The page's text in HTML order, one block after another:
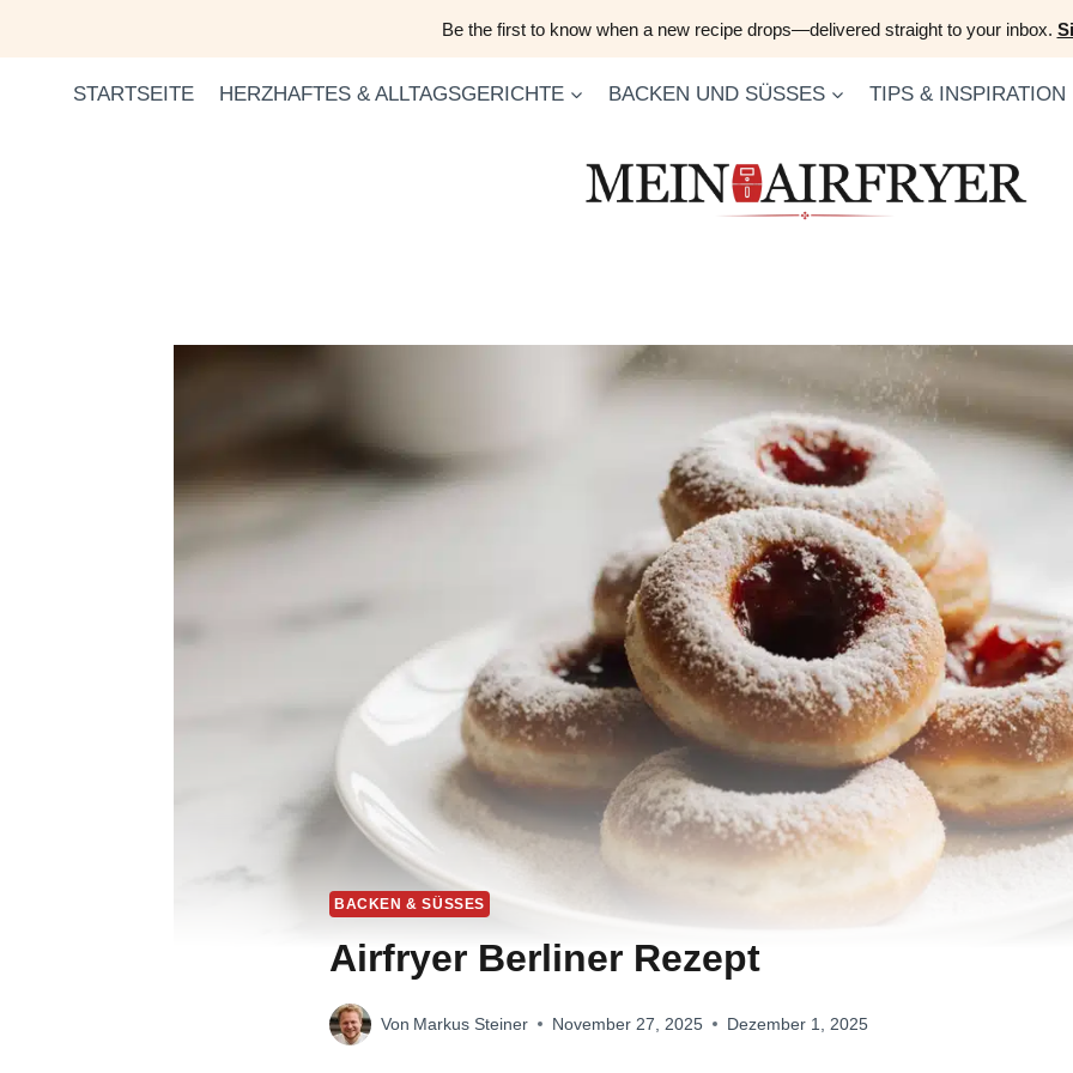
Be the first to know when a new recipe drops—delivered straight to your inbox.
STARTSEITE HERZHAFTES & ALLTAGSGERICHTE BACKEN UND SÜSSES TIPS & INSPIRATION
BACKEN & SÜSSES
Airfryer Berliner Rezept
Von Markus Steiner November 27, 2025 Dezember 1, 2025